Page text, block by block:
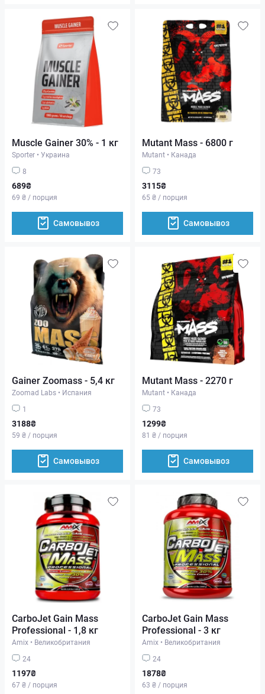
Muscle Gainer 30% - 1 кг
Sporter • Украина
8
689₴
69 ₴ / порция
Самовывоз
Mutant Mass - 6800 г
Mutant • Канада
73
3115₴
65 ₴ / порция
Самовывоз
Gainer Zoomass - 5,4 кг
Zoomad Labs • Испания
1
3188₴
59 ₴ / порция
Самовывоз
Mutant Mass - 2270 г
Mutant • Канада
73
1299₴
81 ₴ / порция
Самовывоз
CarboJet Gain Mass
Professional - 1,8 кг
Amix • Великобритания
24
1197₴
67 ₴ / порция
CarboJet Gain Mass
Professional - 3 кг
Amix • Великобритания
24
1878₴
63 ₴ / порция